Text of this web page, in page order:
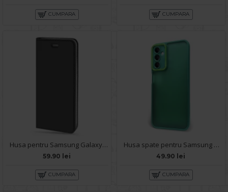
CUMPARA CUMPARA
Husa pentru Samsung Galaxy A14 - Carte X-Power Negru
59.90 lei
CUMPARA
Husa spate pentru Samsung Galaxy A14- Catwalk Case Verde
49.90 lei
CUMPARA